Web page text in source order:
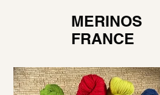
MERINOS
FRANCE